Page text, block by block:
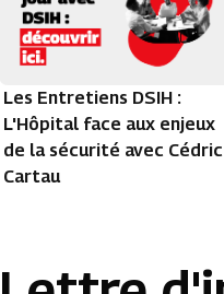
Les Entretiens DSIH :
L'Hôpital face aux enjeux
de la sécurité avec Cédric
Cartau